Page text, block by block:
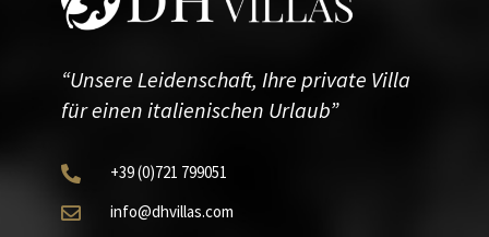
“Unsere Leidenschaft, Ihre private Villa
für einen italienischen Urlaub”
 +39(0)721 799051
 info@dhvillas.com